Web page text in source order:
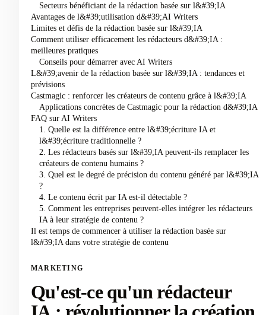
Secteurs bénéficiant de la rédaction basée sur l&#39;IA
Avantages de l&#39;utilisation d&#39;AI Writers
Limites et défis de la rédaction basée sur l&#39;IA
Comment utiliser efficacement les rédacteurs d&#39;IA :
meilleures pratiques
Conseils pour démarrer avec AI Writers
L&#39;avenir de la rédaction basée sur l&#39;IA : tendances et
prévisions
Castmagic : renforcer les créateurs de contenu grâce à l&#39;IA
Applications concrètes de Castmagic pour la rédaction d&#39;IA
FAQ sur AI Writers
1. Quelle est la différence entre l&#39;écriture IA et
l&#39;écriture traditionnelle ?
2. Les rédacteurs basés sur l&#39;IA peuvent-ils remplacer les
créateurs de contenu humains ?
3. Quel est le degré de précision du contenu généré par l&#39;IA
?
4. Le contenu écrit par IA est-il détectable ?
5. Comment les entreprises peuvent-elles intégrer les rédacteurs
IA à leur stratégie de contenu ?
Il est temps de commencer à utiliser la rédaction basée sur
l&#39;IA dans votre stratégie de contenu
MARKETING
Qu'est-ce qu'un rédacteur